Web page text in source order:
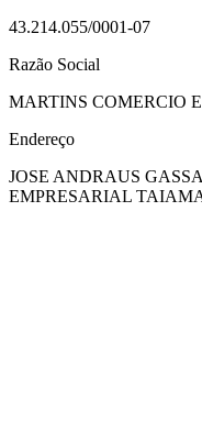
43.214.055/0001-07
Razão Social
MARTINS COMERCIO
Endereço
JOSE ANDRAUS
EMPRESARIAL